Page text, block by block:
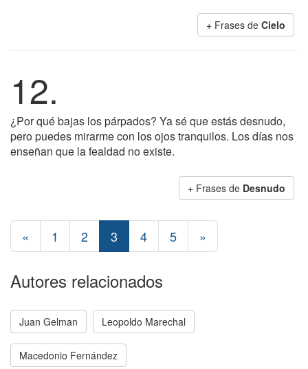
+ Frases de Cielo
12.
¿Por qué bajas los párpados? Ya sé que estás desnudo,
pero puedes mirarme con los ojos tranquilos. Los días nos
enseñan que la fealdad no existe.
+ Frases de Desnudo
« 1 2 3 4 5 »
Autores relacionados
Juan Gelman Leopoldo Marechal
Macedonio Fernández